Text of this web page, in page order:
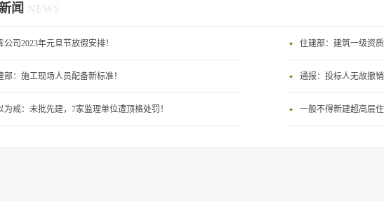
闻 NEWS
公司2023年元旦节放假安排！
部：施工现场人员配备新标准！ 通报：投标人无故撤
为戒：未批先建，7家监理单位遭顶格处罚！ 一般不得新建超高层